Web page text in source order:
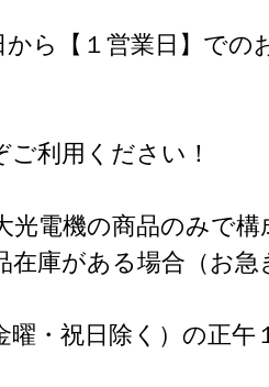
から【１営業日】での
利用ください！
電機の商品のみで構
庫がある場合（お急
・祝日除く）の正午